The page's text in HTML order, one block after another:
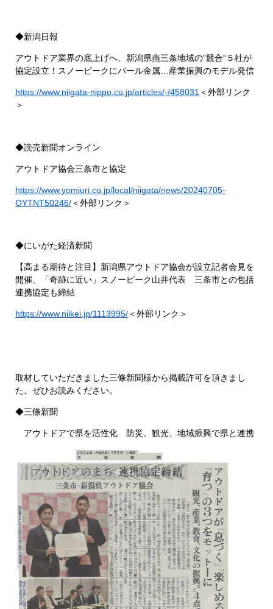
◆新潟日報
アウトドア業界の底上げへ、新潟県燕三条地域の”競合”５社が
協定設立！スノーピークにパール金属…産業振興のモデル発信
https://www.niigata-nippo.co.jp/articles/-/458031＜外部リンク
＞
◆読売新聞オンライン
アウトドア協会三条市と協定
https://www.yomiuri.co.jp/local/niigata/news/20240705-
OYTNT50246/＜外部リンク＞
◆にいがた経済新聞
【高まる期待と注目】新潟県アウトドア協会が設立記者会見を
開催、「奇跡に近い」スノーピーク山井代表 三条市との包括
連携協定も締結
https://www.niikei.jp/1113995/＜外部リンク＞
取材していただきました三條新聞様から掲載許可を頂きまし
た。ぜひお読みください。
◆三條新聞
アウトドアで県を活性化 防災、観光、地域振興で県と連携